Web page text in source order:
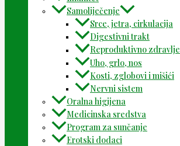
Samoliječenje
Srce, jetra, cirkulacija
Digestivni trakt
Reproduktivno zdravlje
Uho, grlo, nos
Kosti, zglobovi i mišići
Nervni sistem
Oralna higijena
Medicinska sredstva
Program za sunčanje
Erotski dodaci